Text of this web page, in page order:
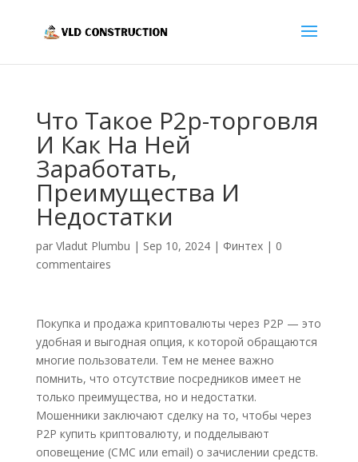
Что Такое P2p-торговля
И Как На Ней
Заработать,
Преимущества И
Недостатки
par Vladut Plumbu | Sep 10, 2024| Финтех| 0
commentaires
Покупка и продажа криптовалюты через P2P — это
удобная и выгодная опция, к которой обращаются
многие пользователи. Тем не менее важно
помнить, что отсутствие посредников имеет не
только преимущества, но и недостатки.
Мошенники заключают сделку на то, чтобы через
P2P купить криптовалюту, и подделывают
оповещение (СМС или email) о зачислении средств.